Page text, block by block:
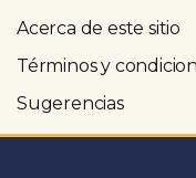
Acerca de este sitio
Términos y
Sugerencias